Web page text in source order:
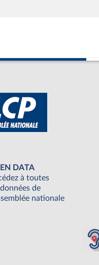
DATA
à toutes
données de
nationale